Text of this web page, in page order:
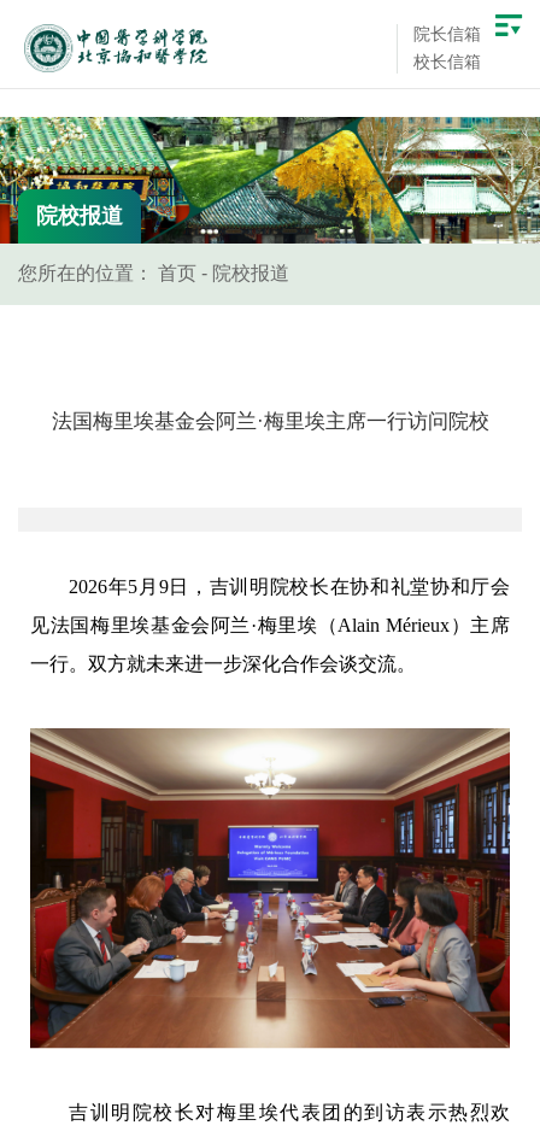
院长信箱
校长信箱
院校报道
您所在的位置： 首页 - 院校报道
法国梅里埃基金会阿兰·梅里埃主席一行访问院校
2026年5月9日，吉训明院校长在协和礼堂协和厅会
见法国梅里埃基金会阿兰·梅里埃（Alain Mérieux）主席
一行。双方就未来进一步深化合作会谈交流。
吉训明院校长对梅里埃代表团的到访表示热烈欢